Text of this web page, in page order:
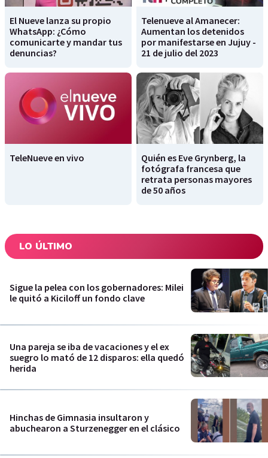
El Nueve lanza su propio
WhatsApp: ¿Cómo
comunicarte y mandar tus
denuncias?
Telenueve al Amanecer:
Aumentan los detenidos
por manifestarse en Jujuy -
21 de julio del 2023
TeleNueve en vivo
Quién es Eve Grynberg, la
fotógrafa francesa que
retrata personas mayores
de 50 años
LO ÚLTIMO
Sigue la pelea con los gobernadores: Milei
le quitó a Kiciloff un fondo clave
Una pareja se iba de vacaciones y el ex
suegro lo mató de 12 disparos: ella quedó
herida
Hinchas de Gimnasia insultaron y
abuchearon a Sturzenegger en el clásico